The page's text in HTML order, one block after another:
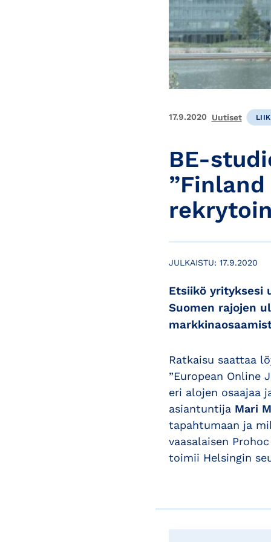
17.9.2020 Uutiset
BE-
JULKAISTU: 17.9.2020
Etsiikö yrityksesi
Suomen rajojen
Ratkaisu saattaa
”European Online
eri alojen osaajaa
asiantuntija Mari
tapahtumaan ja
vaasalaisen
toimii Helsingin